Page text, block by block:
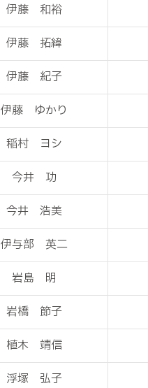
伊藤 和裕
伊藤 拓緯
伊藤 紀子
伊藤 ゆかり
稲村 ヨシ
今井 功
今井 浩美
伊与部 英二
岩島 明
岩橋 節子
植木 靖信
浮塚 弘子